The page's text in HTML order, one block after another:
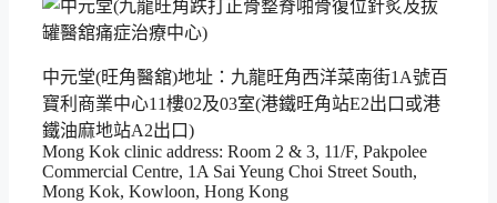
中元堂(旺角醫舘)地址：九龍旺角西洋菜南街1A號百
寶利商業中心11樓02及03室(港鐵旺角站E2出口或港
鐵油麻地站A2出口)
Mong Kok clinic address: Room 2 & 3, 11/F, Pakpolee
Commercial Centre, 1A Sai Yeung Choi Street South,
Mong Kok, Kowloon, Hong Kong